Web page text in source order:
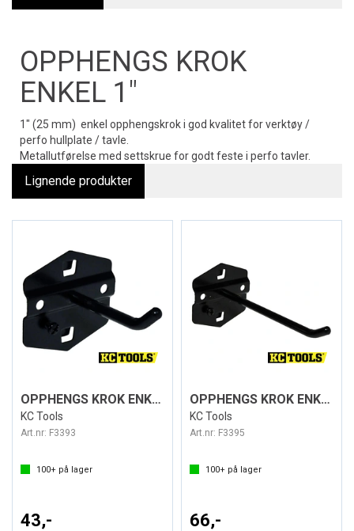
OPPHENGS KROK
ENKEL 1"
1" (25 mm) enkel opphengskrok i god kvalitet for verktøy /
perfo hullplate / tavle.
Metallutførelse med settskrue for godt feste i perfo tavler.
Lignende produkter
OPPHENGS KROK ENKEL 2"
KC Tools
Art.nr: F3393
100+ på lager
43,-
OPPHENGS KROK ENKEL 4"
KC Tools
Art.nr: F3395
100+ på lager
66,-